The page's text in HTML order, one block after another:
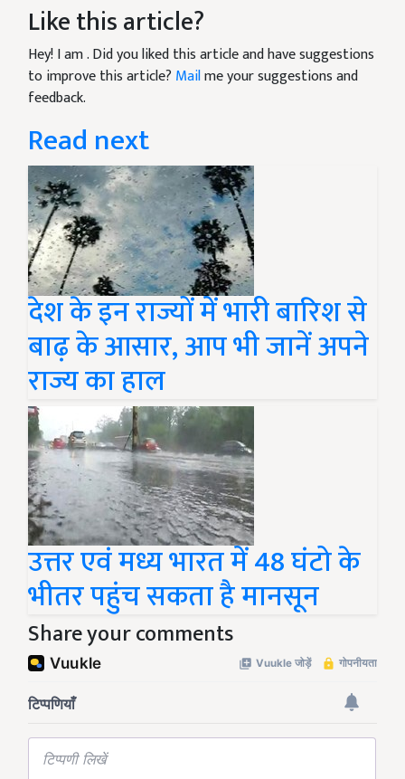
Like this article?
Hey! I am. Did you liked this article and have suggestions
to improve this article? Mailme your suggestions and
feedback.
Read next
देश के इन राज्यों में भारी बारिश से
बाढ़ के आसार, आप भी जानें अपने
राज्य का हाल
उत्तर एवं मध्य भारत में 48 घंटो के
भीतर पहुंच सकता है मानसून
Share your comments